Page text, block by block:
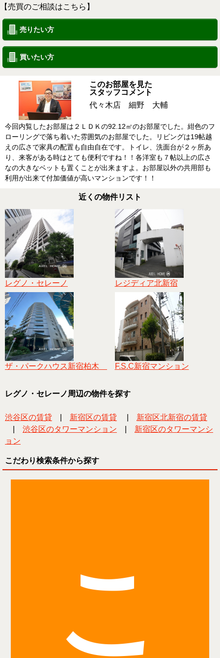
【売買のご相談はこちら】
売りたい方
買いたい方
このお部屋を見た
スタッフコメント
代々木店 細野 大輔
今回内覧したお部屋は２ＬＤＫの92.12㎡のお部屋でした。紺色のフ
ローリングで落ち着いた雰囲気のお部屋でした。リビングは19帖越
えの広さで家具の配置も自由自在です。トイレ、洗面台が２ヶ所あ
り、来客がある時はとても便利ですね！！各洋室も７帖以上の広さ
なの大きなベットも置くことが出来ますよ。お部屋以外の共用部も
利用が出来て付加価値が高いマンションです！！
近くの物件リスト
レグノ・セレーノ レジディア北新宿
ザ・パークハウス新宿柏木 F.S.C新宿マンション
レグノ・セレーノ周辺の物件を探す
渋谷区の賃貸 新宿区の賃貸
新宿区北新宿の賃貸
渋谷区のタワーマンション
新宿区のタワーマンシ
ョン
こだわり検索条件から探す
こ